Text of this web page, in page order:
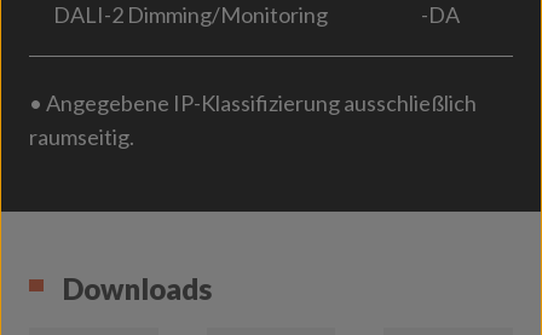
DALI-2 Dimming/Monitoring -DA
• Angegebene IP-Klassifizierung ausschließlich
raumseitig.
Downloads